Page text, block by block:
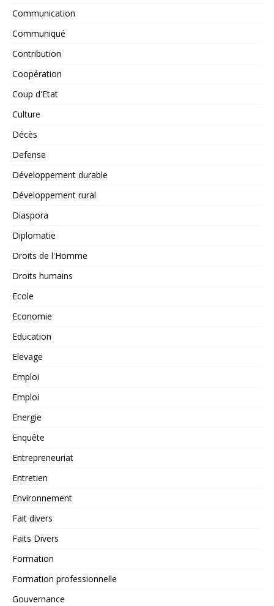
Communication
Communiqué
Contribution
Coopération
Coup d'Etat
Culture
Décès
Defense
Développement durable
Développement rural
Diaspora
Diplomatie
Droits de l'Homme
Droits humains
Ecole
Economie
Education
Elevage
Emploi
Emploi
Energie
Enquête
Entrepreneuriat
Entretien
Environnement
Fait divers
Faits Divers
Formation
Formation professionnelle
Gouvernance